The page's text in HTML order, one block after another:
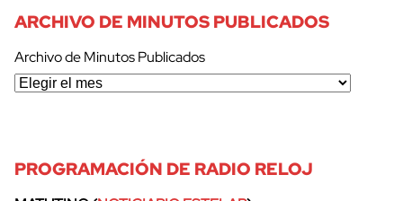
ARCHIVO DE MINUTOS PUBLICADOS
Archivo de Minutos Publicados
PROGRAMACIÓN DE RADIO RELOJ